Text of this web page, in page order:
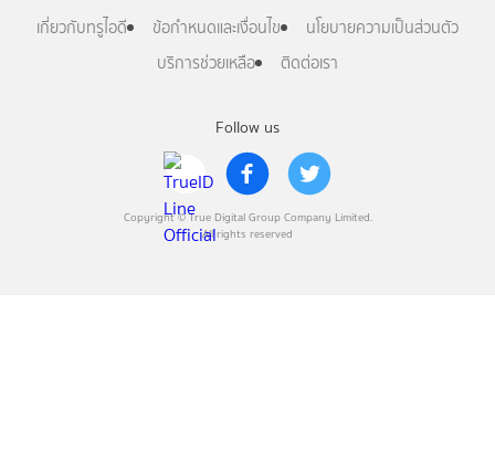
Follow us
Copyright © True Digital Group Company Limited.
All rights reserved
เกี่ยวกับทรูไอดี ข้อกำหนดและเงื่อนไข
นโยบายความเป็นส่วนตัว
บริการช่วยเหลือ
ติดต่อเรา